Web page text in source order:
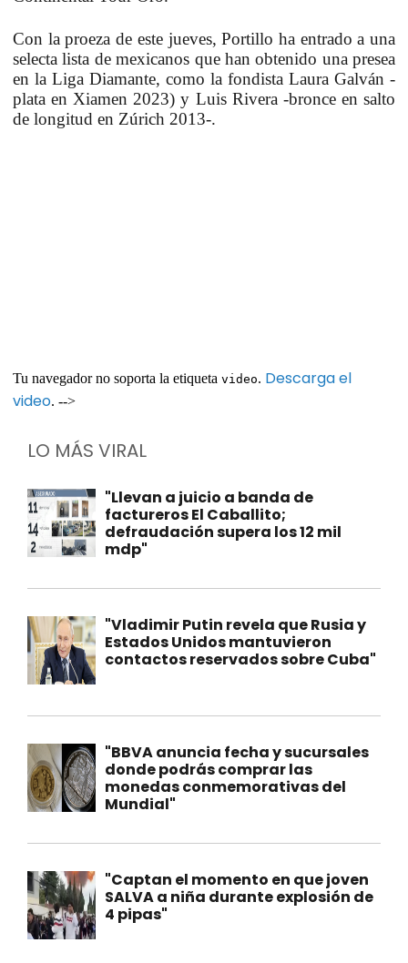
Con la proeza de este jueves, Portillo ha entrado a una
selecta lista de mexicanos que han obtenido una presea
en la Liga Diamante, como la fondista Laura Galván -
plata en Xiamen 2023) y Luis Rivera -bronce en salto
de longitud en Zúrich 2013-.
Tu navegador no soporta la etiqueta video. Descarga el
video. -->
LO MÁS VIRAL
"Llevan a juicio a banda de
factureros El Caballito;
defraudación supera los 12 mil
mdp"
"Vladimir Putin revela que Rusia y
Estados Unidos mantuvieron
contactos reservados sobre Cuba"
"BBVA anuncia fecha y sucursales
donde podrás comprar las
monedas conmemorativas del
Mundial"
"Captan el momento en que joven
SALVA a niña durante explosión de
4 pipas"